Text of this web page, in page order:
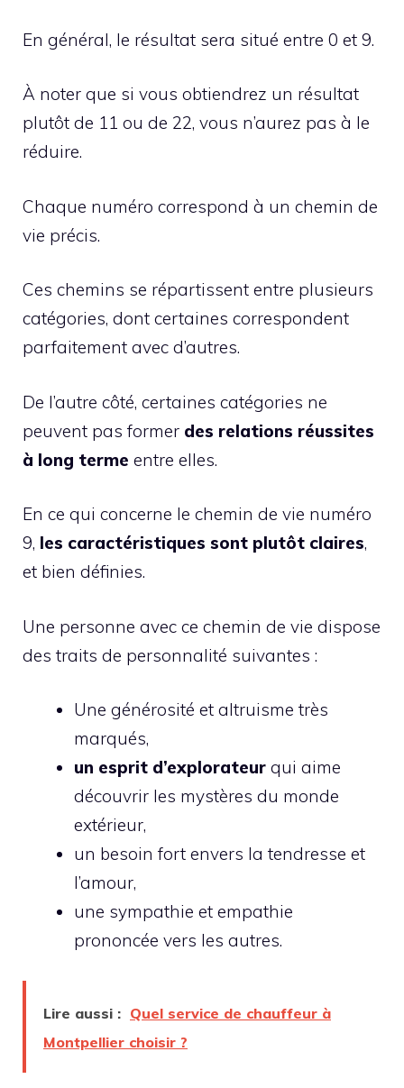
En général, le résultat sera situé entre 0 et 9.
À noter que si vous obtiendrez un résultat
plutôt de 11 ou de 22, vous n’aurez pas à le
réduire.
Chaque numéro correspond à un chemin de
vie précis.
Ces chemins se répartissent entre plusieurs
catégories, dont certaines correspondent
parfaitement avec d’autres.
De l’autre côté, certaines catégories ne
peuvent pas former des relations réussites
à long terme entre elles.
En ce qui concerne le chemin de vie numéro
9, les caractéristiques sont plutôt claires,
et bien définies.
Une personne avec ce chemin de vie dispose
des traits de personnalité suivantes :
Une générosité et altruisme très
marqués,
un esprit d’explorateur qui aime
découvrir les mystères du monde
extérieur,
un besoin fort envers la tendresse et
l’amour,
une sympathie et empathie
prononcée vers les autres.
Lire aussi : Quel service de chauffeur à
Montpellier choisir ?